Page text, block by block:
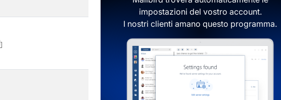
impostazioni del vostro account.
I nostri clienti amano questo programma.